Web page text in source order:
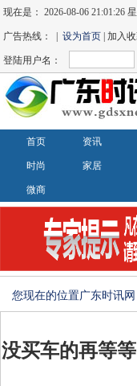
现在是：2026-08-06 21:01:27
广告热线： |设为首页 | 加入
登陆用户名：
首页 资讯
时尚 家居
微商
您现在的位置广东时讯网
没买车的再等